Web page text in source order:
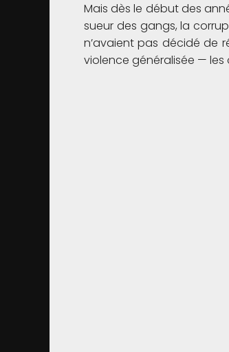
Mais dès le début des
sueur des gangs, la
n’avaient pas décidé de
violence généralisée — les